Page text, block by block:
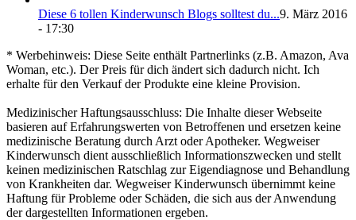
Die­se 6 tol­len Kin­der­wunsch Blogs soll­test du...9. März 2016
- 17:30
* Werbehinweis: Diese Seite enthält Partnerlinks (z.B. Amazon, Ava
Woman, etc.). Der Preis für dich ändert sich dadurch nicht. Ich
erhalte für den Verkauf der Produkte eine kleine Provision.
Medizinischer Haftungsausschluss: Die Inhalte dieser Webseite
basieren auf Erfahrungswerten von Betroffenen und ersetzen keine
medizinische Beratung durch Arzt oder Apotheker. Wegweiser
Kinderwunsch dient ausschließlich Informationszwecken und stellt
keinen medizinischen Ratschlag zur Eigendiagnose und Behandlung
von Krankheiten dar. Wegweiser Kinderwunsch übernimmt keine
Haftung für Probleme oder Schäden, die sich aus der Anwendung
der dargestellten Informationen ergeben.